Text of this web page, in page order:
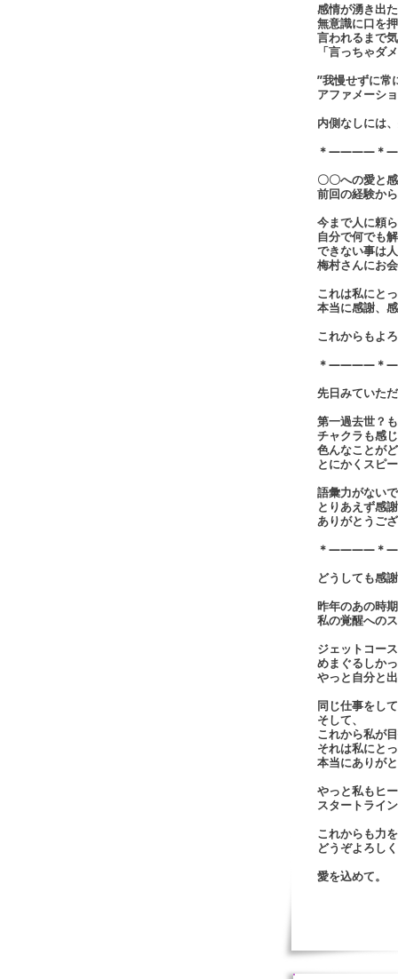
感情が湧き出
無意識に口を
言われるまで
「言っちゃダ
”我慢せずに常
アファメーシ
内側なしには
＊――――＊
〇〇への愛と
前回の経験か
今まで人に頼
自分で何でも
できない事は
梅村さんにお
これは私にと
本当に感謝、感
これからもよ
＊――――＊
先日みていた
第一過去世？
チャクラも感
色んなことがど
とにかくスピ
語彙力がない
とりあえず感
ありがとうござ
＊――――＊
どうしても感
昨年のあの時
私の覚醒への
ジェットコー
めまぐるしか
やっと自分と
同じ仕事をし
そして、
これから私が
それは私にと
本当にありが
やっと私もヒ
スタートライ
これからも力
どうぞよろし
愛を込めて。